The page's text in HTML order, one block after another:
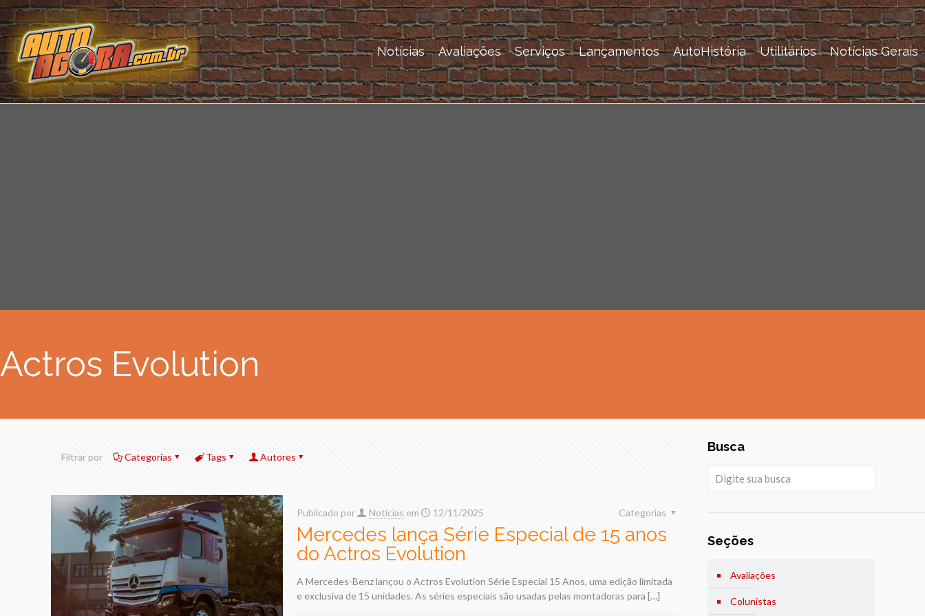
Notícias Avaliações Serviços Lançamentos AutoHistória Utilitários Notícias Gerais
Actros Evolution
Filtrar por Categorias Tags Autores
Publicado por Noticias em 12/11/2025 Categorias
Mercedes lança Série Especial de 15 anos
do Actros Evolution
A Mercedes-Benz lançou o Actros Evolution Série Especial 15 Anos, uma edição limitada
e exclusiva de 15 unidades. As séries especiais são usadas pelas montadoras para […]
Busca
Seções
Avaliações
Colunistas